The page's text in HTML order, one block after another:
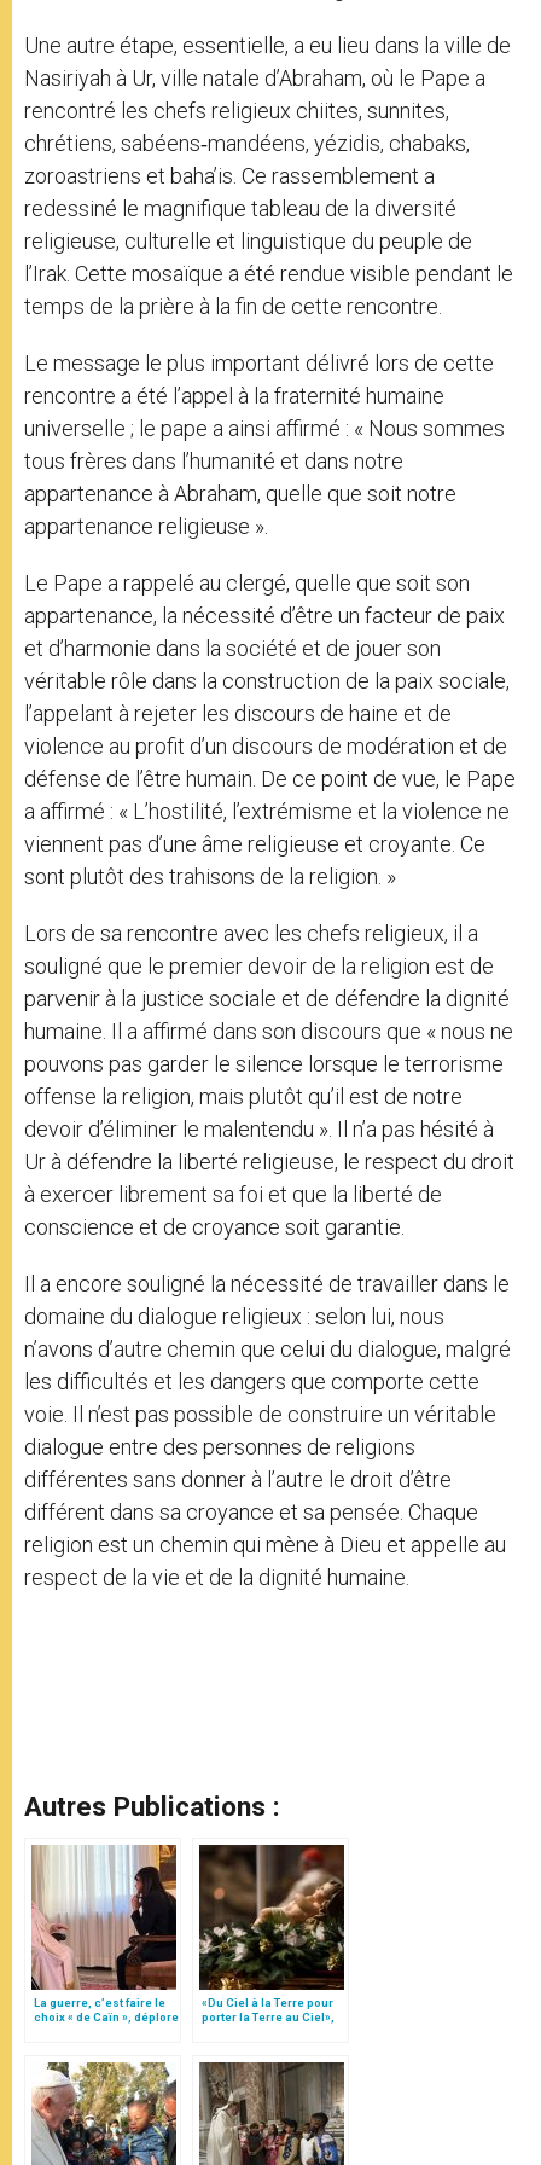
Une autre étape, essentielle, a eu lieu dans la ville de
Nasiriyah à Ur, ville natale d’Abraham, où le Pape a
rencontré les chefs religieux chiites, sunnites,
chrétiens, sabéens‑mandéens, yézidis, chabaks,
zoroastriens et baha’is. Ce rassemblement a
redessiné le magnifique tableau de la diversité
religieuse, culturelle et linguistique du peuple de
l’Irak. Cette mosaïque a été rendue visible pendant le
temps de la prière à la fin de cette rencontre.
Le message le plus important délivré lors de cette
rencontre a été l’appel à la fraternité humaine
universelle ; le pape a ainsi affirmé : « Nous sommes
tous frères dans l’humanité et dans notre
appartenance à Abraham, quelle que soit notre
appartenance religieuse ».
Le Pape a rappelé au clergé, quelle que soit son
appartenance, la nécessité d’être un facteur de paix
et d’harmonie dans la société et de jouer son
véritable rôle dans la construction de la paix sociale,
l’appelant à rejeter les discours de haine et de
violence au profit d’un discours de modération et de
défense de l’être humain. De ce point de vue, le Pape
a affirmé : « L’hostilité, l’extrémisme et la violence ne
viennent pas d’une âme religieuse et croyante. Ce
sont plutôt des trahisons de la religion. »
Lors de sa rencontre avec les chefs religieux, il a
souligné que le premier devoir de la religion est de
parvenir à la justice sociale et de défendre la dignité
humaine. Il a affirmé dans son discours que « nous ne
pouvons pas garder le silence lorsque le terrorisme
offense la religion, mais plutôt qu’il est de notre
devoir d’éliminer le malentendu ». Il n’a pas hésité à
Ur à défendre la liberté religieuse, le respect du droit
à exercer librement sa foi et que la liberté de
conscience et de croyance soit garantie.
Il a encore souligné la nécessité de travailler dans le
domaine du dialogue religieux : selon lui, nous
n’avons d’autre chemin que celui du dialogue, malgré
les difficultés et les dangers que comporte cette
voie. Il n’est pas possible de construire un véritable
dialogue entre des personnes de religions
différentes sans donner à l’autre le droit d’être
différent dans sa croyance et sa pensée. Chaque
religion est un chemin qui mène à Dieu et appelle au
respect de la vie et de la dignité humaine.
Autres Publications :
La guerre, c’est faire le
choix « de Caïn », déplore
«Du Ciel à la Terre pour
porter la Terre au Ciel»,